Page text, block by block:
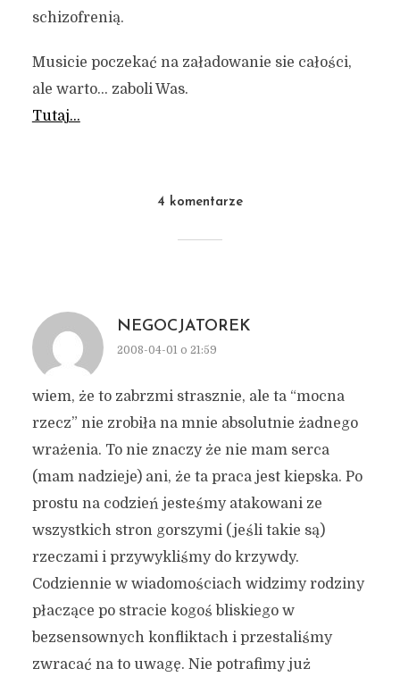
schizofrenią.
Musicie poczekać na załadowanie sie całości,
ale warto… zaboli Was.
Tutaj…
4 komentarze
NEGOCJATOREK
2008-04-01 o 21:59
wiem, że to zabrzmi strasznie, ale ta “mocna
rzecz” nie zrobiła na mnie absolutnie żadnego
wrażenia. To nie znaczy że nie mam serca
(mam nadzieje) ani, że ta praca jest kiepska. Po
prostu na codzień jesteśmy atakowani ze
wszystkich stron gorszymi (jeśli takie są)
rzeczami i przywykliśmy do krzywdy.
Codziennie w wiadomościach widzimy rodziny
płaczące po stracie kogoś bliskiego w
bezsensownych konfliktach i przestaliśmy
zwracać na to uwagę. Nie potrafimy już